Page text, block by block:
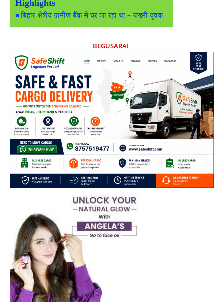
Highlights
बिहार क्षेत्रीय ग्रामीण बैंक से घर जा रहा था – जख्मी युवक
BEGUSARAI